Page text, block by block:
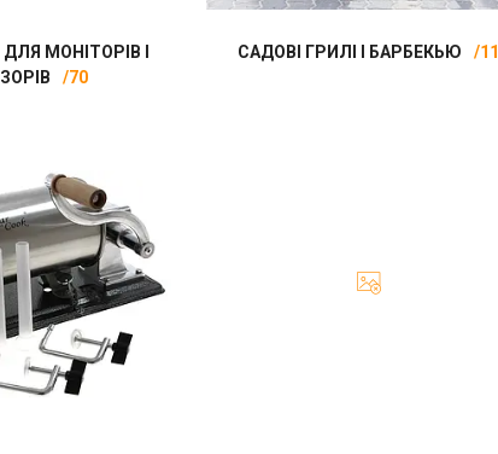
МОНІТОРІВ І
70
САДОВІ ГРИЛІ І БАРБЕКЬЮ 11